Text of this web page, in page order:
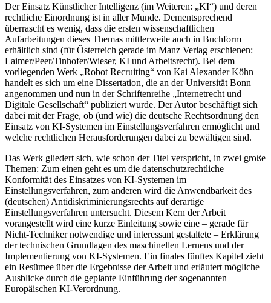
Der Einsatz Künstlicher Intelligenz (im Weiteren: „KI“) und deren
rechtliche Einordnung ist in aller Munde. Dementsprechend
überrascht es wenig, dass die ersten wissenschaftlichen
Aufarbeitungen dieses Themas mittlerweile auch in Buchform
erhältlich sind (für Österreich gerade im Manz Verlag erschienen:
Laimer/Peer/Tinhofer/Wieser, KI und Arbeitsrecht). Bei dem
vorliegenden Werk „Robot Recruiting“ von Kai Alexander Köhn
handelt es sich um eine Dissertation, die an der Universität Bonn
angenommen und nun in der Schriftenreihe „Internetrecht und
Digitale Gesellschaft“ publiziert wurde. Der Autor beschäftigt sich
dabei mit der Frage, ob (und wie) die deutsche Rechtsordnung den
Einsatz von KI-Systemen im Einstellungsverfahren ermöglicht und
welche rechtlichen Herausforderungen dabei zu bewältigen sind.
Das Werk gliedert sich, wie schon der Titel verspricht, in zwei große
Themen: Zum einen geht es um die datenschutzrechtliche
Konformität des Einsatzes von KI-Systemen im
Einstellungsverfahren, zum anderen wird die Anwendbarkeit des
(deutschen) Antidiskriminierungsrechts auf derartige
Einstellungsverfahren untersucht. Diesem Kern der Arbeit
vorangestellt wird eine kurze Einleitung sowie eine – gerade für
Nicht-Techniker notwendige und interessant gestaltete – Erklärung
der technischen Grundlagen des maschinellen Lernens und der
Implementierung von KI-Systemen. Ein finales fünftes Kapitel zieht
ein Resümee über die Ergebnisse der Arbeit und erläutert mögliche
Ausblicke durch die geplante Einführung der sogenannten
Europäischen KI-Verordnung.